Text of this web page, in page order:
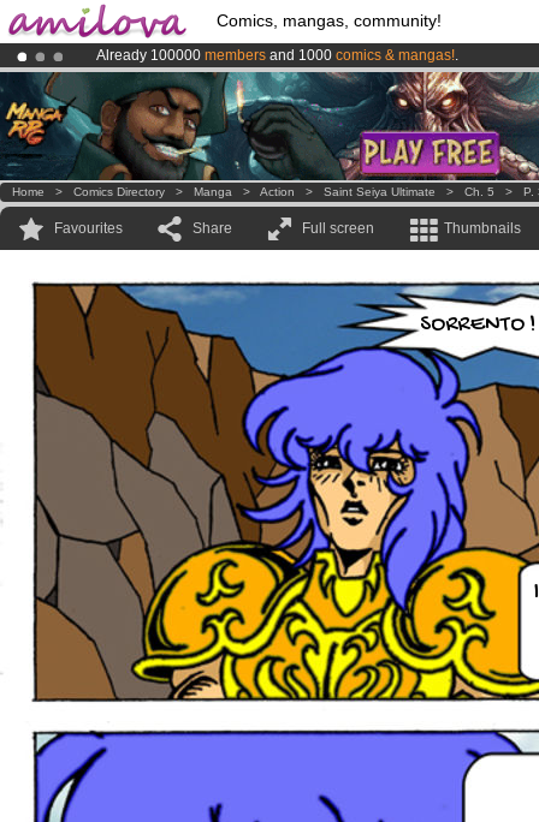
Comics, mangas, community!
Already 100000 members and 1000 comics & mangas!.
Premium membership from3.95 eurosper month !Get membership
AmilovaKickstarter is now LIVE!.
Home > Comics Directory > Manga > Action > Saint Seiya Ultimate > Ch. 5 > P.
Favourites Share Full screen Thumbnails
SORRENTO